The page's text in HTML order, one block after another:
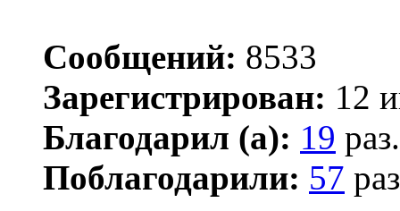
Сообщений: 8533
Зарегистрирован: 12
Благодарил (а): 19 раз.
Поблагодарили: 57